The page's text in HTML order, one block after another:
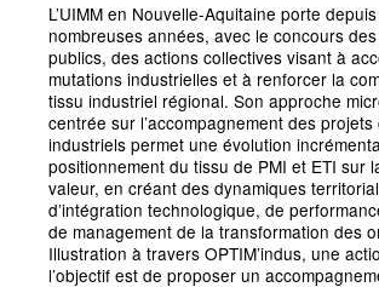
L’UIMM en Nouvelle-Aquitaine porte
nombreuses années, avec le concours
publics, des actions collectives visant à
mutations industrielles et à renforcer la
tissu industriel régional. Son approche
centrée sur l’accompagnement des
industriels permet une évolution
positionnement du tissu de PMI et ETI sur
valeur, en créant des dynamiques
d’intégration technologique, de
de management de la transformation des
Illustration à travers OPTIM’indus, une
l’objectif est de proposer un